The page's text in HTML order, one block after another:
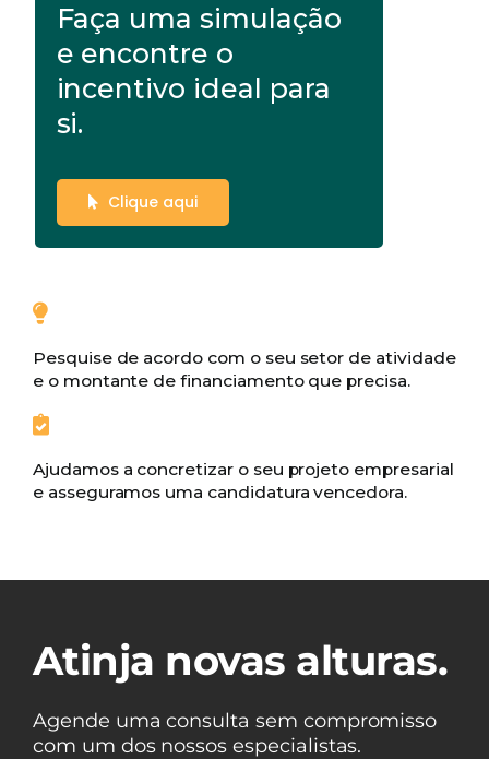
Faça uma simulação
e encontre o
incentivo ideal para
si.
Clique aqui
Pesquise de acordo com o seu setor de atividade
e o montante de financiamento que precisa.
Ajudamos a concretizar o seu projeto empresarial
e asseguramos uma candidatura vencedora.
Atinja novas alturas.
Agende uma consulta sem compromisso
com um dos nossos especialistas.